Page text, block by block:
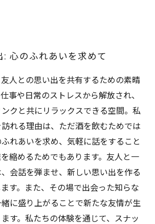
: 心のふれあいを求めて
人との思い出を共有するための素晴
事や日常のストレスから解放され、
クと共にリラックスできる空間。私
れる理由は、ただ酒を飲むためでは
れあいを求め、気軽に話をすること
縮めるためでもあります。友人と一
会話を弾ませ、新しい思い出を作る
す。また、その場で出会った知らな
に盛り上がることで新たな友情が生
す。私たちの体験を通じて、スナッ